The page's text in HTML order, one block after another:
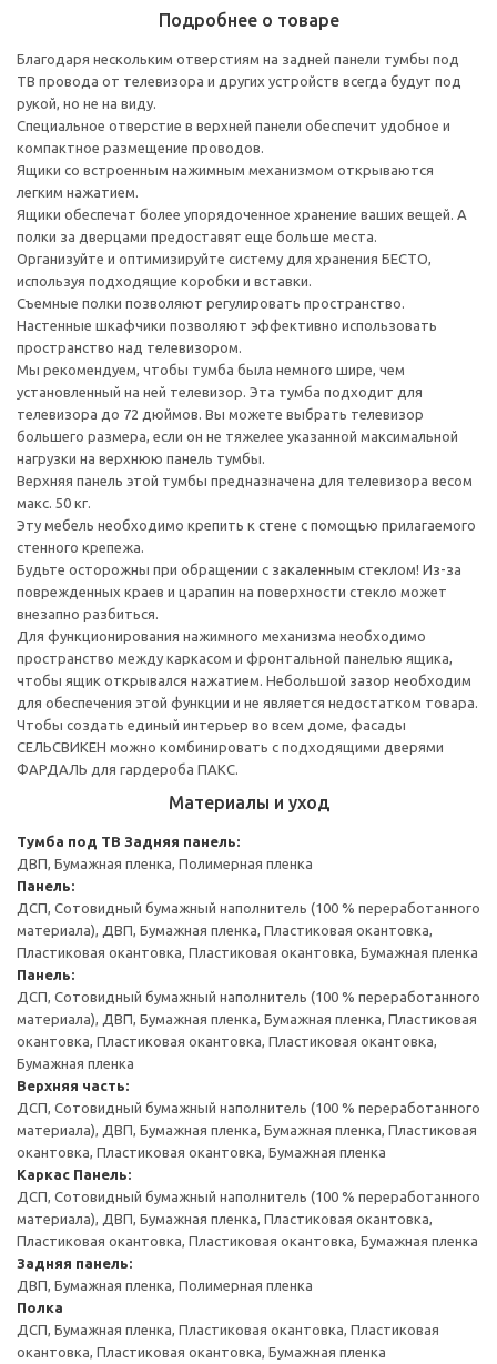
Подробнее о товаре
Благодаря нескольким отверстиям на задней панели тумбы под
ТВ провода от телевизора и других устройств всегда будут под
рукой, но не на виду.
Специальное отверстие в верхней панели обеспечит удобное и
компактное размещение проводов.
Ящики со встроенным нажимным механизмом открываются
легким нажатием.
Ящики обеспечат более упорядоченное хранение ваших вещей. А
полки за дверцами предоставят еще больше места.
Организуйте и оптимизируйте систему для хранения БЕСТО,
используя подходящие коробки и вставки.
Съемные полки позволяют регулировать пространство.
Настенные шкафчики позволяют эффективно использовать
пространство над телевизором.
Мы рекомендуем, чтобы тумба была немного шире, чем
установленный на ней телевизор. Эта тумба подходит для
телевизора до 72 дюймов. Вы можете выбрать телевизор
большего размера, если он не тяжелее указанной максимальной
нагрузки на верхнюю панель тумбы.
Верхняя панель этой тумбы предназначена для телевизора весом
макс. 50 кг.
Эту мебель необходимо крепить к стене с помощью прилагаемого
стенного крепежа.
Будьте осторожны при обращении с закаленным стеклом! Из-за
поврежденных краев и царапин на поверхности стекло может
внезапно разбиться.
Для функционирования нажимного механизма необходимо
пространство между каркасом и фронтальной панелью ящика,
чтобы ящик открывался нажатием. Небольшой зазор необходим
для обеспечения этой функции и не является недостатком товара.
Чтобы создать единый интерьер во всем доме, фасады
СЕЛЬСВИКЕН можно комбинировать с подходящими дверями
ФАРДАЛЬ для гардероба ПАКС.
Материалы и уход
Тумба под ТВ Задняя панель:
ДВП, Бумажная пленка, Полимерная пленка
Панель:
ДСП, Сотовидный бумажный наполнитель (100 % переработанного
материала), ДВП, Бумажная пленка, Пластиковая окантовка,
Пластиковая окантовка, Пластиковая окантовка, Бумажная пленка
Панель:
ДСП, Сотовидный бумажный наполнитель (100 % переработанного
материала), ДВП, Бумажная пленка, Бумажная пленка, Пластиковая
окантовка, Пластиковая окантовка, Пластиковая окантовка,
Бумажная пленка
Верхняя часть:
ДСП, Сотовидный бумажный наполнитель (100 % переработанного
материала), ДВП, Бумажная пленка, Бумажная пленка, Пластиковая
окантовка, Пластиковая окантовка, Бумажная пленка
Каркас Панель:
ДСП, Сотовидный бумажный наполнитель (100 % переработанного
материала), ДВП, Бумажная пленка, Пластиковая окантовка,
Пластиковая окантовка, Пластиковая окантовка, Бумажная пленка
Задняя панель:
ДВП, Бумажная пленка, Полимерная пленка
Полка
ДСП, Бумажная пленка, Пластиковая окантовка, Пластиковая
окантовка, Пластиковая окантовка, Бумажная пленка